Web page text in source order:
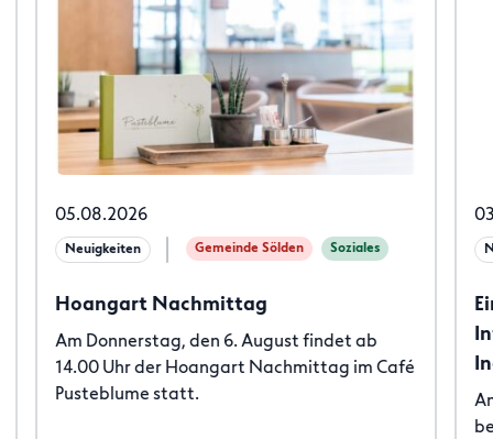
05.08.2026
Neuigkeiten Gemeinde Sölden Soziales
Hoangart Nachmittag
Am Donnerstag, den 6. August findet ab
14.00 Uhr der Hoangart Nachmittag im Café
Pusteblume statt.